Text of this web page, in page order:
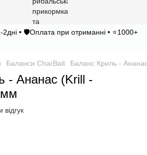
• 🛡️Оплата при отриманні • ⭐1000+
Баланси CharBait Баланс Криль -
- Ананас (Krill -
відгук